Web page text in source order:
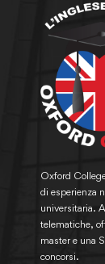
Oxford
di esperienza
universitaria.
telematiche,
master e una
concorsi.